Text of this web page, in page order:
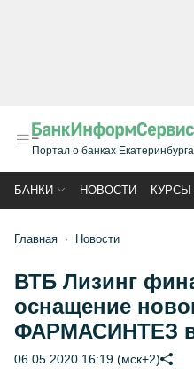
Портал о банках Екатеринбурга
БАНКИ НОВОСТИ
Главная Новости
ВТБ Лизинг
оснащение
ФАРМАСИНТЕЗ
06.05.2020 16:19 (мск+2)